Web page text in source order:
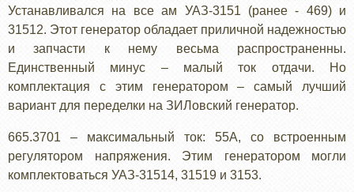
Устанавливался на все ам УАЗ-3151 (ранее - 469) и
31512. Этот генератор обладает приличной надежностью
и запчасти к нему весьма распространенны.
Единственный минус – малый ток отдачи. Но
комплектация с этим генератором – самый лучший
вариант для переделки на ЗИЛовский генератор.
665.3701 – максимальный ток: 55А, со встроенным
регулятором напряжения. Этим генератором могли
комплектоваться УАЗ-31514, 31519 и 3153.